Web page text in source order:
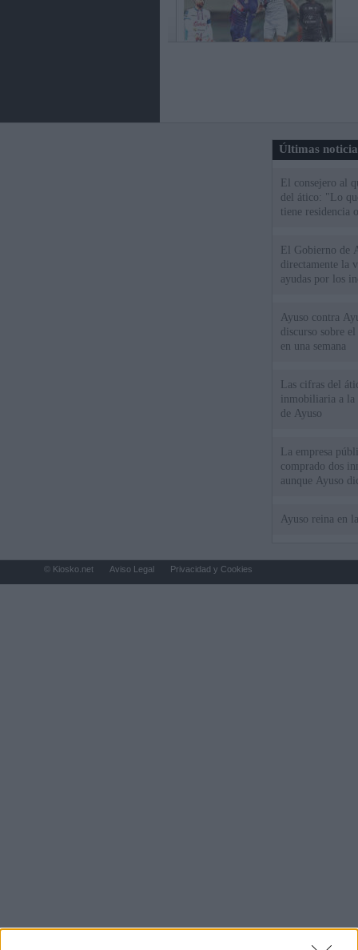
Últimas
El consejero al
del ático: "Lo
tiene residencia
El Gobierno de
directamente la
ayudas por los
Ayuso contra
discurso sobre
en una semana
Las cifras del
inmobiliaria a la
de Ayuso
La empresa
comprado dos
aunque Ayuso
Ayuso reina en
© Kiosko.net Aviso Legal Privacidad y Cookies